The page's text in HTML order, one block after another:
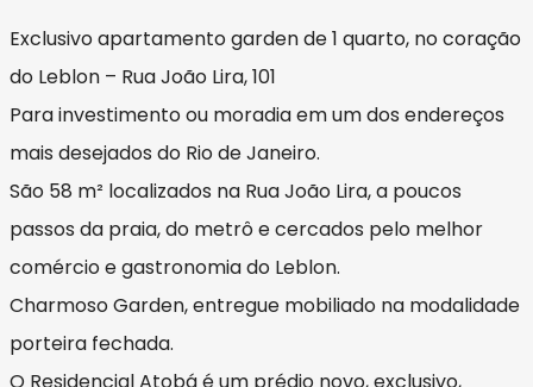
Exclusivo apartamento garden de 1 quarto, no coração
do Leblon – Rua João Lira, 101
Para investimento ou moradia em um dos endereços
mais desejados do Rio de Janeiro.
São 58 m² localizados na Rua João Lira, a poucos
passos da praia, do metrô e cercados pelo melhor
comércio e gastronomia do Leblon.
Charmoso Garden, entregue mobiliado na modalidade
porteira fechada.
O Residencial Atobá é um prédio novo, exclusivo,